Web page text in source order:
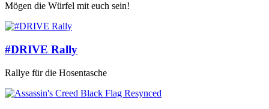
Mögen die Würfel mit euch sein!
#DRIVE Rally
Rallye für die Hosentasche